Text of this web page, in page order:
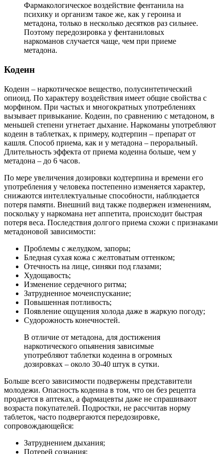
Фармакологическое воздействие фентанила на
психику и организм такое же, как у героина и
метадона, только в несколько десятков раз сильнее.
Поэтому передозировка у фентаниловых
наркоманов случается чаще, чем при приеме
метадона.
Кодеин
Кодеин – наркотическое вещество, полусинтетический
опиоид. По характеру воздействия имеет общие свойства с
морфином. При частых и многократных употреблениях
вызывает привыкание. Кодеин, по сравнению с метадоном, в
меньшей степени угнетает дыхание. Наркоманы употребляют
кодеин в таблетках, к примеру, кодтерпин – препарат от
кашля. Способ приема, как и у метадона – пероральный.
Длительность эффекта от приема кодеина больше, чем у
метадона – до 6 часов.
По мере увеличения дозировки кодтерпина и времени его
употребления у человека постепенно изменяется характер,
снижаются интеллектуальные способности, наблюдается
потеря памяти. Внешний вид также подвержен изменениям,
поскольку у наркомана нет аппетита, происходит быстрая
потеря веса. Последствия долгого приема схожи с признаками
метадоновой зависимости:
Проблемы с желудком, запоры;
Бледная сухая кожа с желтоватым оттенком;
Отечность на лице, синяки под глазами;
Худощавость;
Изменение сердечного ритма;
Затрудненное мочеиспускание;
Повышенная потливость;
Появление ощущения холода даже в жаркую погоду;
Судорожность конечностей.
В отличие от метадона, для достижения
наркотического опьянения зависимые
употребляют таблетки кодеина в огромных
дозировках – около 30-40 штук в сутки.
Больше всего зависимости подвержены представители
молодежи. Опасность кодеина в том, что он без рецепта
продается в аптеках, а фармацевты даже не спрашивают
возраста покупателей. Подростки, не рассчитав норму
таблеток, часто подвергаются передозировке,
сопровождающейся:
Затруднением дыхания;
Потерей сознания;